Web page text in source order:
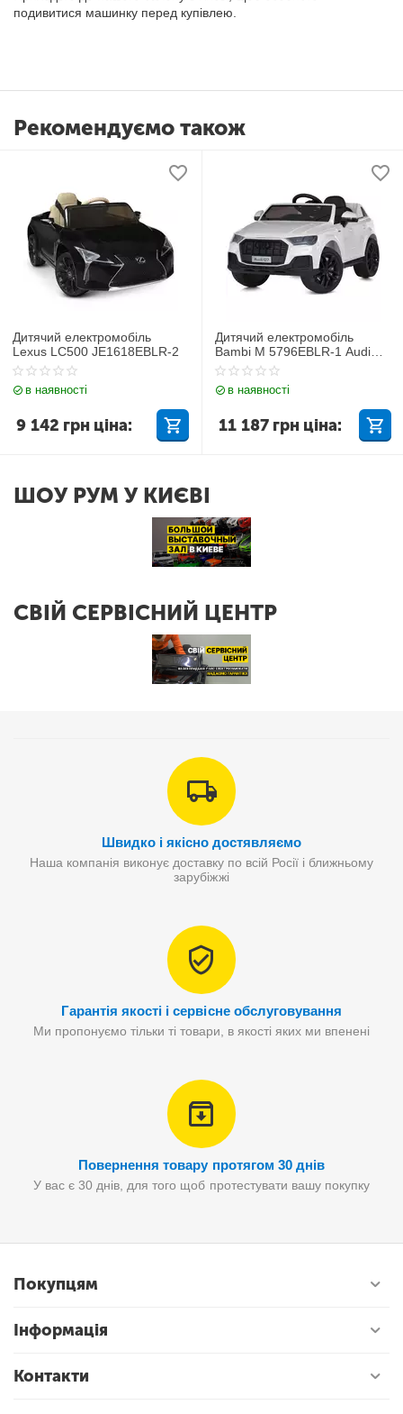
подивитися машинку перед купівлею.
Рекомендуємо також
Дитячий електромобіль
Lexus LC500 JE1618EBLR-2
в наявності
9 142 грн ціна:
Дитячий електромобіль
Bambi M 5796EBLR-1 Audi
Q7
в наявності
11 187 грн ціна:
ШОУ РУМ У КИЄВІ
СВІЙ СЕРВІСНИЙ ЦЕНТР
Швидко і якісно достявляємо
Наша компанія виконує доставку по всій Росії і ближньому
зарубіжжі
Гарантія якості і сервісне обслуговування
Ми пропонуємо тільки ті товари, в якості яких ми впенені
Повернення товару протягом 30 днів
У вас є 30 днів, для того щоб протестувати вашу покупку
Покупцям
Інформація
Контакти